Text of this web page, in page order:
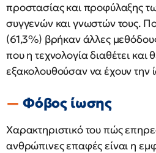
προστασίας και προφύλαξης
συγγενών και γνωστών τους.
(61,3%) βρήκαν άλλες
που η τεχνολογία διαθέτει και
εξακολουθούσαν να έχουν την
Φόβος ίωσης
Χαρακτηριστικό του πώς
ανθρώπινες επαφές είναι η